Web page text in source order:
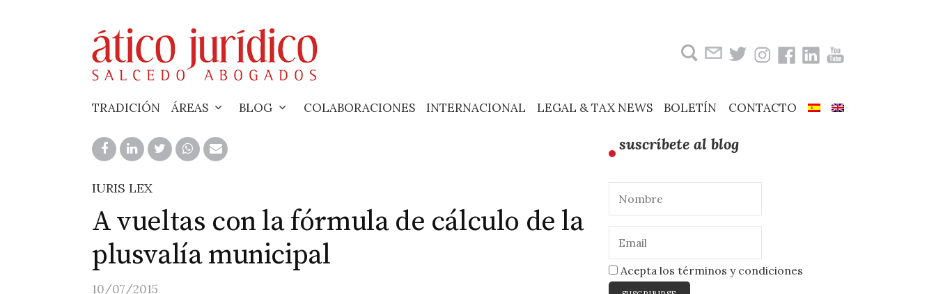
TRADICIÓN ÁREAS BLOG COLABORACIONES INTERNACIONAL LEGAL & TAX NEWS BOLETÍN CONTACTO
IURIS LEX
A vueltas con la fórmula de cálculo de la
plusvalía municipal
10/07/2015
suscríbete al blog
Acepta los términos y condiciones